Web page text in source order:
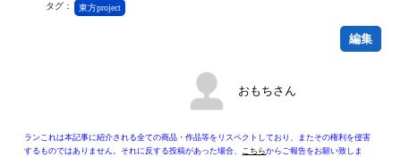
タグ： 東方project
編集
おもちさん
ランこれは本記事に紹介される全ての商品・作品等をリスペクトしており、またその権利を侵害
するものではありません。それに反する投稿があった場合、 こちらからご報告をお願い致しま